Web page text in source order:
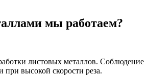
мы работаем?
листовых металлов. Соблюдение
при высокой скорости реза.